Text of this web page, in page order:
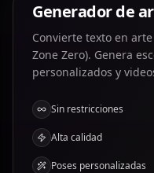
Generador de
Convierte texto en
Zone Zero). Genera
personalizados y
Sin restricciones
Alta calidad
Poses personalizadas